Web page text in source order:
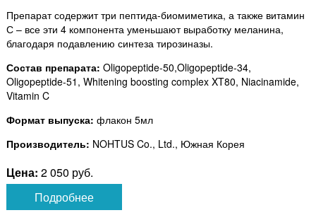
Препарат содержит три пептида-биомиметика, а также витамин
С – все эти 4 компонента уменьшают выработку меланина,
благодаря подавлению синтеза тирозиназы.
Состав препарата: Oligopeptide-50,Oligopeptide-34,
Oligopeptide-51, Whitening boosting complex XT80, Niacinamide,
Vitamin C
Формат выпуска: флакон 5мл
Производитель: NOHTUS Co., Ltd., Южная Корея
Цена: 2 050 руб.
Подробнее